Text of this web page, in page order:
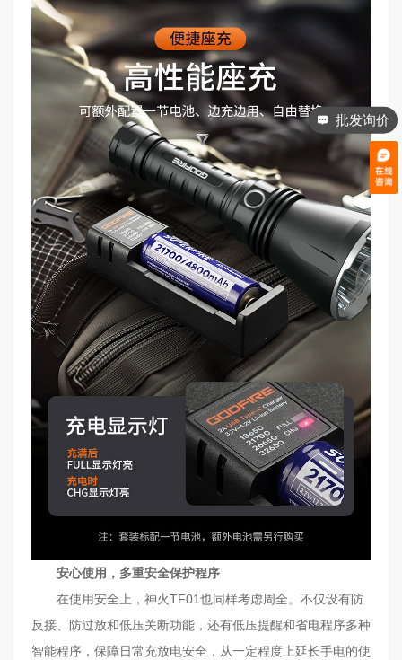
安心使用，多重安全保护程序
在使用安全上，神火TF01也同样考虑周全。不仅设有防
反接、防过放和低压关断功能，还有低压提醒和省电程序多种
智能程序，保障日常充放电安全，从一定程度上延长手电的使
电话咨询